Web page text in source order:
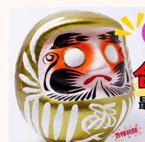
お問合せ
プライバシーポリシー
メディアコンテンツポリシー
プロフィール